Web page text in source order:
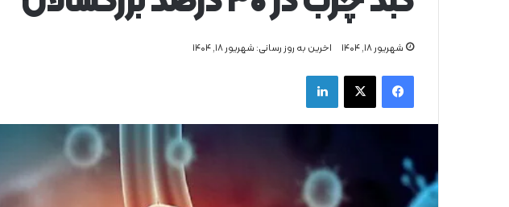
شهریور ۱۸, ۱۴۰۴ اخرین به روز رسانی: شهریور ۱۸, ۱۴۰۴
فیس بوک